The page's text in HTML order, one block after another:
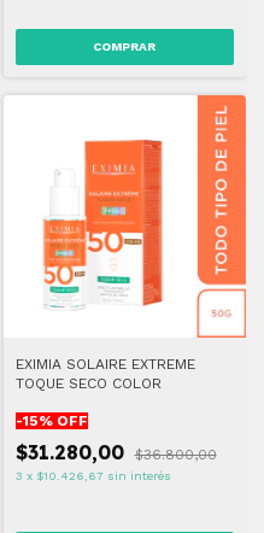
EXIMIA SOLAIRE EXTREME
TOQUE SECO COLOR
-15% OFF
$31.280,00 $36.800,00
3 x $10.426,67 sin interés